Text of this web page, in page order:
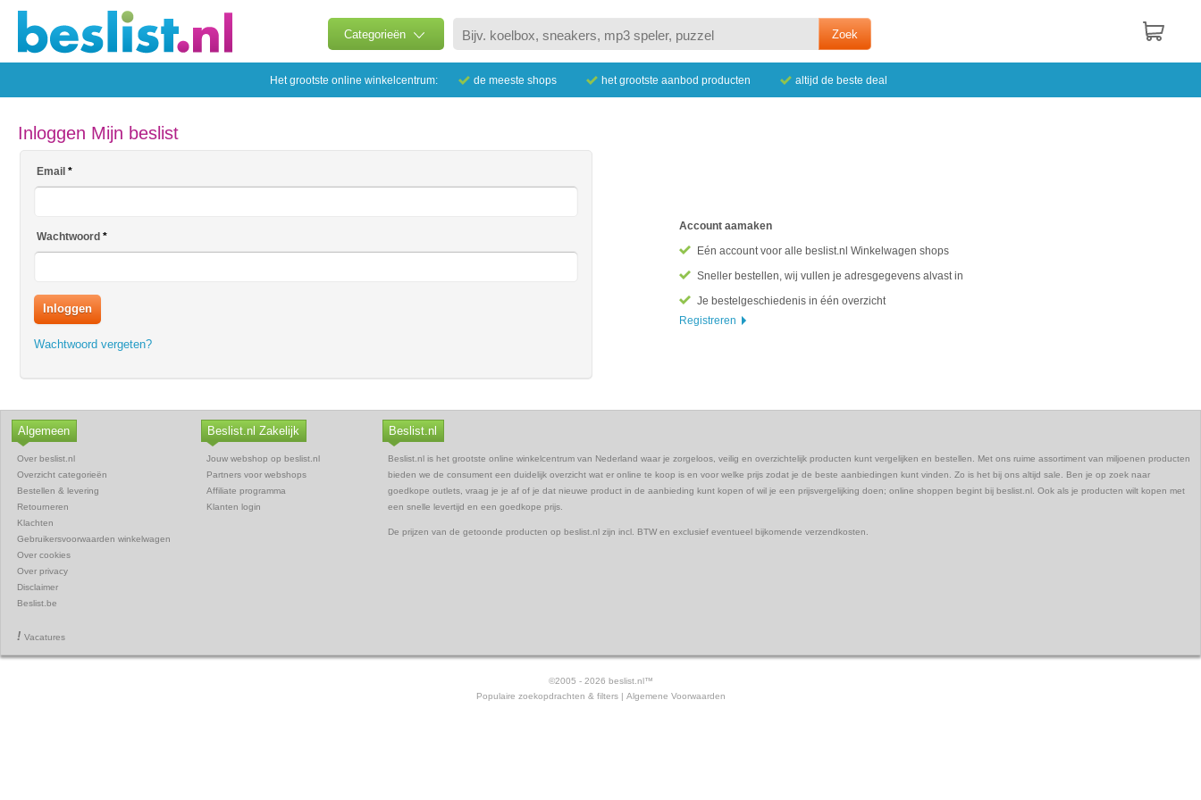
Categorieën
Het grootste online winkelcentrum: de meeste shops het grootste aanbod producten altijd de beste deal
Inloggen Mijn beslist
Email
Wachtwoord
Inloggen
Wachtwoord vergeten?
Account aamaken
Eén account voor alle beslist.nl Winkelwagen shops
Sneller bestellen, wij vullen je adresgegevens alvast in
Je bestelgeschiedenis in één overzicht
Registreren
Algemeen
Over beslist.nl
Overzicht categorieën
Bestellen & levering
Retourneren
Klachten
Gebruikersvoorwaarden winkelwagen
Over cookies
Over privacy
Disclaimer
Beslist.be
! Vacatures
Beslist.nl Zakelijk
Jouw webshop op beslist.nl
Partners voor webshops
Affiliate programma
Klanten login
Beslist.nl
Beslist.nl is het grootste online winkelcentrum van Nederland waar je zorgeloos, veilig en overzichtelijk producten kunt vergelijken en bestellen. Met ons ruime assortiment van miljoenen producten
bieden we de consument een duidelijk overzicht wat er online te koop is en voor welke prijs zodat je de beste aanbiedingen kunt vinden. Zo is het bij ons altijd sale. Ben je op zoek naar
goedkope outlets, vraag je je af of je dat nieuwe product in de aanbieding kunt kopen of wil je een prijsvergelijking doen; online shoppen begint bij beslist.nl. Ook als je producten wilt kopen met
een snelle levertijd en een goedkope prijs.
De prijzen van de getoonde producten op beslist.nl zijn incl. BTW en exclusief eventueel bijkomende verzendkosten.
©2005 - 2026 beslist.nl™
Populaire zoekopdrachten & filters | Algemene Voorwaarden